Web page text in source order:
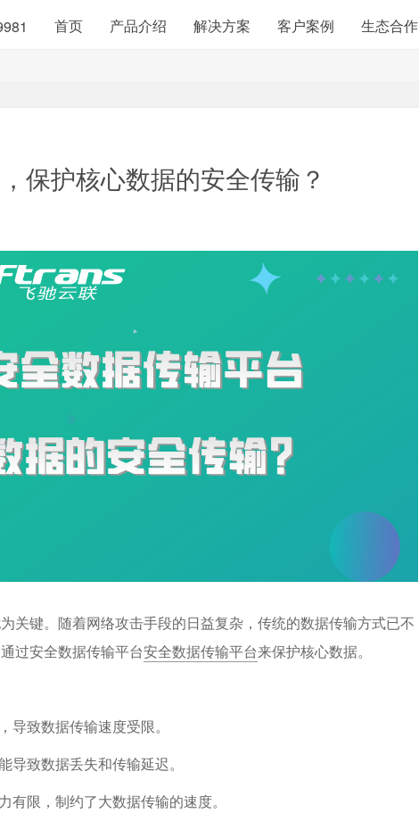
首页 产品介绍 解决方案 客户案例 生态合作
保护核心数据的安全传输？
关键。随着网络攻击手段的日益复杂，传统的数据传输方式已不
过安全数据传输平台安全数据传输平台来保护核心数据。
致数据传输速度受限。
致数据丢失和传输延迟。
限，制约了大数据传输的速度。